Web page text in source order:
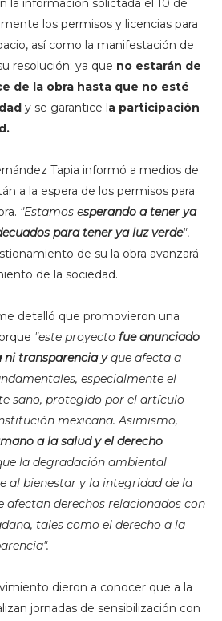
la información solictada el 10 de
los permisos y licencias para
así como la manifestación de
resolución; ya que no estarán de
de la obra hasta que no esté
y se garantice l a participación
Tapia informó a medios de
a la espera de los permisos para
"Estamos esperando a tener ya
para tener ya luz verde",
de su la obra avanzará
de la sociedad.
detalló que promovieron una
"este proyectofue anunciado
ni transparencia yque afecta a
especialmente el
sano, protegido por el artículo
mexicana. Asimismo,
a la salud y el derecho
la degradación ambiental
al bienestar y la integridad de la
afectan derechos relacionados con
tales como el derecho a la
dieron a conocer que a la
jornadas de sensibilización con